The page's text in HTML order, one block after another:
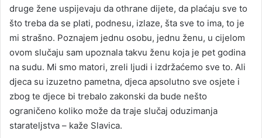
druge žene uspijevaju da othrane dijete, da plaćaju sve to
što treba da se plati, podnesu, izlaze, šta sve to ima, to je
mi strašno. Poznajem jednu osobu, jednu ženu, u cijelom
ovom slučaju sam upoznala takvu ženu koja je pet godina
na sudu. Mi smo matori, zreli ljudi i izdržaćemo sve to. Ali
djeca su izuzetno pametna, djeca apsolutno sve osjete i
zbog te djece bi trebalo zakonski da bude nešto
ograničeno koliko može da traje slučaj oduzimanja
starateljstva – kaže Slavica.